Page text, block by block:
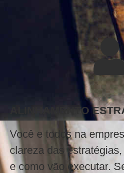
ALINHAMENTO
Você e todos na
clareza das
e como vão executar.